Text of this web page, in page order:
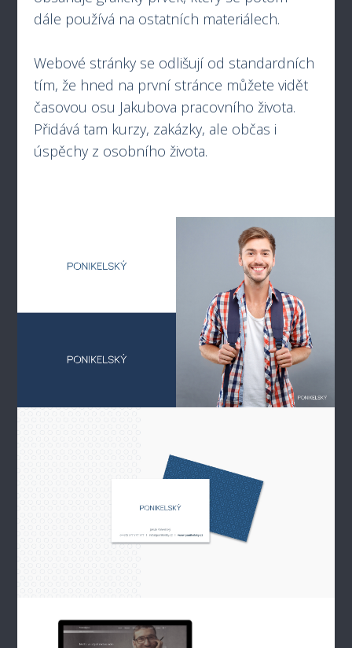
dále používá na ostatních materiálech.
Webové stránky se odlišují od standardních
tím, že hned na první stránce můžete vidět
časovou osu Jakubova pracovního života.
Přidává tam kurzy, zakázky, ale občas i
úspěchy z osobního života.